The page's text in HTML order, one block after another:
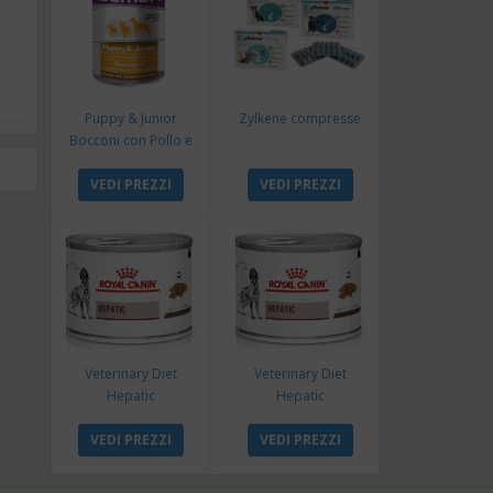
Puppy & Junior
Bocconi con Pollo e
VEDI PREZZI
Zylkene compresse
VEDI PREZZI
Veterinary Diet
Hepatic
VEDI PREZZI
Veterinary Diet
Hepatic
VEDI PREZZI